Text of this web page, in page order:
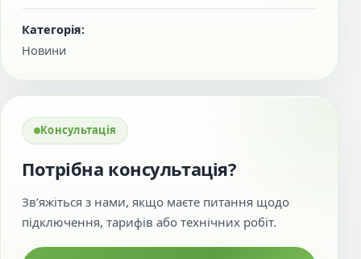
Категорія:
Новини
Консультація
Потрібна консультація?
Зв’яжіться з нами, якщо маєте питання щодо
підключення, тарифів або технічних робіт.